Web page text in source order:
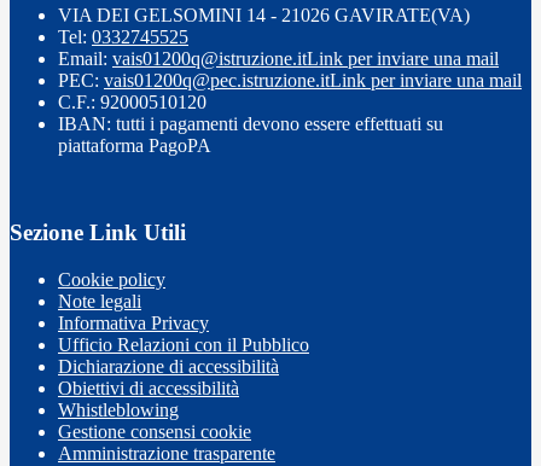
VIA DEI GELSOMINI 14 - 21026 GAVIRATE(VA)
Tel: 0332745525
Email: vais01200q@istruzione.itLink per inviare una mail
PEC: vais01200q@pec.istruzione.itLink per inviare una mail
C.F.: 92000510120
IBAN: tutti i pagamenti devono essere effettuati su
piattaforma PagoPA
Sezione Link Utili
Cookie policy
Note legali
Informativa Privacy
Ufficio Relazioni con il Pubblico
Dichiarazione di accessibilità
Obiettivi di accessibilità
Whistleblowing
Gestione consensi cookie
Amministrazione trasparente